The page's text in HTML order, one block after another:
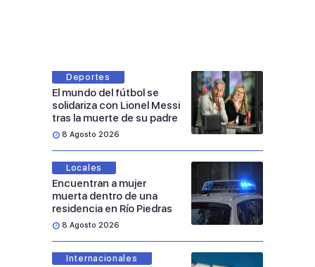
Deportes
El mundo del fútbol se
solidariza con Lionel Messi
tras la muerte de su padre
8 Agosto 2026
Locales
Encuentran a mujer
muerta dentro de una
residencia en Río Piedras
8 Agosto 2026
Internacionales